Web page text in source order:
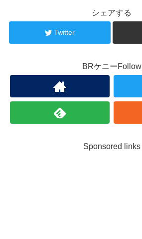
シェアする
Twitter
BRケニーFollow
Sponsored links